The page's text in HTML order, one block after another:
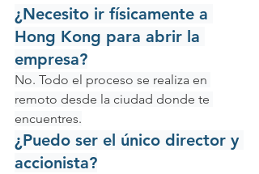
¿Necesito ir físicamente a
Hong Kong para abrir la
empresa?
No. Todo el proceso se realiza en
remoto desde la ciudad donde te
encuentres.
¿Puedo ser el único director y
accionista?